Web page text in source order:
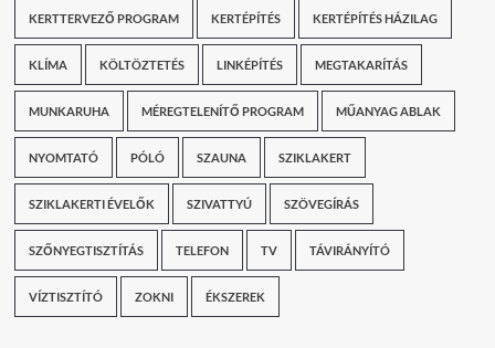
KERTTERVEZŐ PROGRAM KERTÉPÍTÉS KERTÉPÍTÉS HÁZILAG
KLÍMA KÖLTÖZTETÉS LINKÉPÍTÉS MEGTAKARÍTÁS
MUNKARUHA MÉREGTELENÍTŐ PROGRAM MŰANYAG ABLAK
NYOMTATÓ PÓLÓ SZAUNA SZIKLAKERT
SZIKLAKERTI ÉVELŐK SZIVATTYÚ SZÖVEGÍRÁS
SZŐNYEGTISZTÍTÁS TELEFON TV TÁVIRÁNYÍTÓ
VÍZTISZTÍTÓ ZOKNI ÉKSZEREK